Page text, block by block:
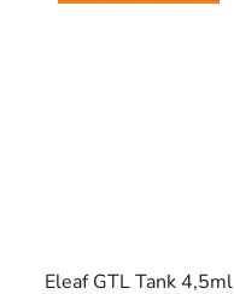
Eleaf GTL Tank 4,5ml